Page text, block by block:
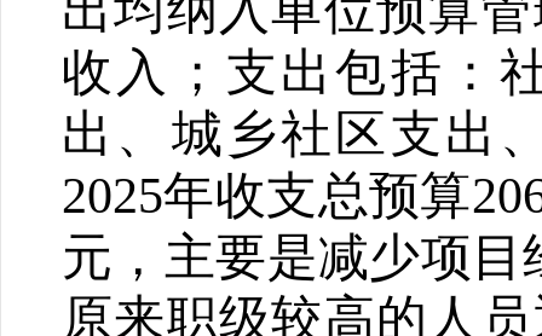
出均纳入单位预算
收入；支出包括：
出、城乡社区支出
2025年收支总预算
元，主要是减少项目
原来职级较高的人